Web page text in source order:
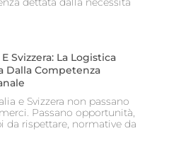
Svizzera: La Logistica
Dalla Competenza
e Svizzera non passano
Passano opportunità,
da rispettare, normative da